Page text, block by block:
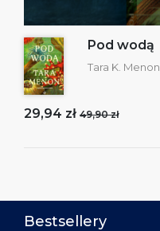
Pod wodą
Tara K. Menon
29,94 zł 49,90 zł
Bestsellery